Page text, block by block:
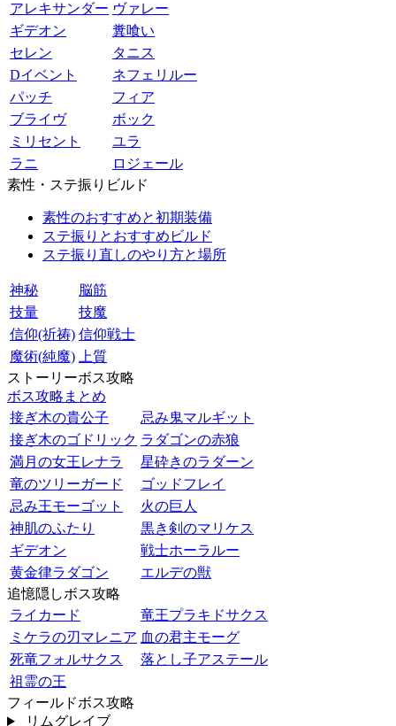
アレキサンダー ヴァレー
ギデオン
糞喰い
セレン
タニス
Dイベント
ネフェリルー
パッチ
フィア
ブライヴ
ボック
ミリセント
ユラ
ラニ
ロジェール
素性・ステ振りビルド
素性のおすすめと初期装備
ステ振りとおすすめビルド
ステ振り直しのやり方と場所
神秘
脳筋
技量
技魔
信仰(祈祷) 信仰戦士
魔術(純魔)
上質
ストーリーボス攻略
ボス攻略まとめ
接ぎ木の貴公子
忌み鬼マルギット
接ぎ木のゴドリック ラダゴンの赤狼
満月の女王レナラ
星砕きのラダーン
竜のツリーガード
ゴッドフレイ
忌み王モーゴット
火の巨人
神肌のふたり
黒き剣のマリケス
ギデオン
戦士ホーラルー
黄金律ラダゴン
エルデの獣
追憶隠しボス攻略
ライカード
竜王プラキドサクス
ミケラの刃マレニア 血の君主モーグ
死竜フォルサクス
落とし子アステール
祖霊の王
フィールドボス攻略
リムグレイブ